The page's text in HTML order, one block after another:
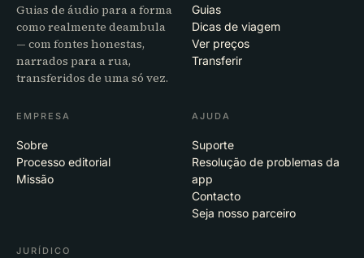
Guias de áudio para a forma
como realmente deambula
— com fontes honestas,
narrados para a rua,
transferidos de uma só vez.
Guias
Dicas de viagem
Ver preços
Transferir
EMPRESA
Sobre
Processo editorial
Missão
AJUDA
Suporte
Resolução de problemas da
app
Contacto
Seja nosso parceiro
JURÍDICO